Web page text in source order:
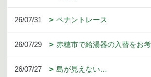
26/07/31 ペナントレース
26/07/29 赤穂市で給湯器の入替をお
26/07/27 島が見えない…